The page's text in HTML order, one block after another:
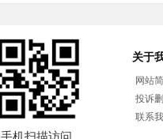
手机扫描访问
关于
网站
投诉
联系